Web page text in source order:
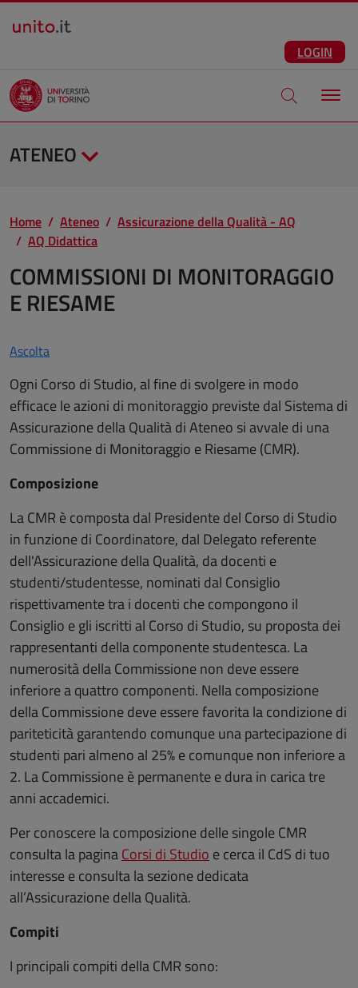
Salta al contenuto principale
LOGIN
Apri modale
ATENEO
Home Ateneo
Assicurazione della Qualità - AQ
AQ Didattica
COMMISSIONI DI MONITORAGGIO
E RIESAME
Ascolta
Ogni Corso di Studio, al fine di svolgere in modo
efficace le azioni di monitoraggio previste dal Sistema di
Assicurazione della Qualità di Ateneo si avvale di una
Commissione di Monitoraggio e Riesame (CMR).
Composizione
La CMR è composta dal Presidente del Corso di Studio
in funzione di Coordinatore, dal Delegato referente
dell'Assicurazione della Qualità, da docenti e
studenti/studentesse, nominati dal Consiglio
rispettivamente tra i docenti che compongono il
Consiglio e gli iscritti al Corso di Studio, su proposta dei
rappresentanti della componente studentesca. La
numerosità della Commissione non deve essere
inferiore a quattro componenti. Nella composizione
della Commissione deve essere favorita la condizione di
pariteticità garantendo comunque una partecipazione di
studenti pari almeno al 25% e comunque non inferiore a
2. La Commissione è permanente e dura in carica tre
anni accademici.
Per conoscere la composizione delle singole CMR
consulta la paginaCorsi di Studio e cerca il CdS di tuo
interesse e consulta la sezione dedicata
all’Assicurazione della Qualità.
Compiti
I principali compiti della CMR sono: